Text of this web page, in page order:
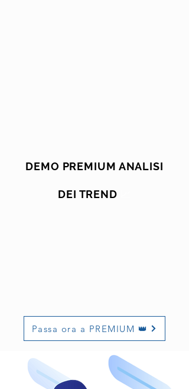
DEMO PREMIUM ANALISI
DEI TREND
Passa ora a PREMIUM 👑